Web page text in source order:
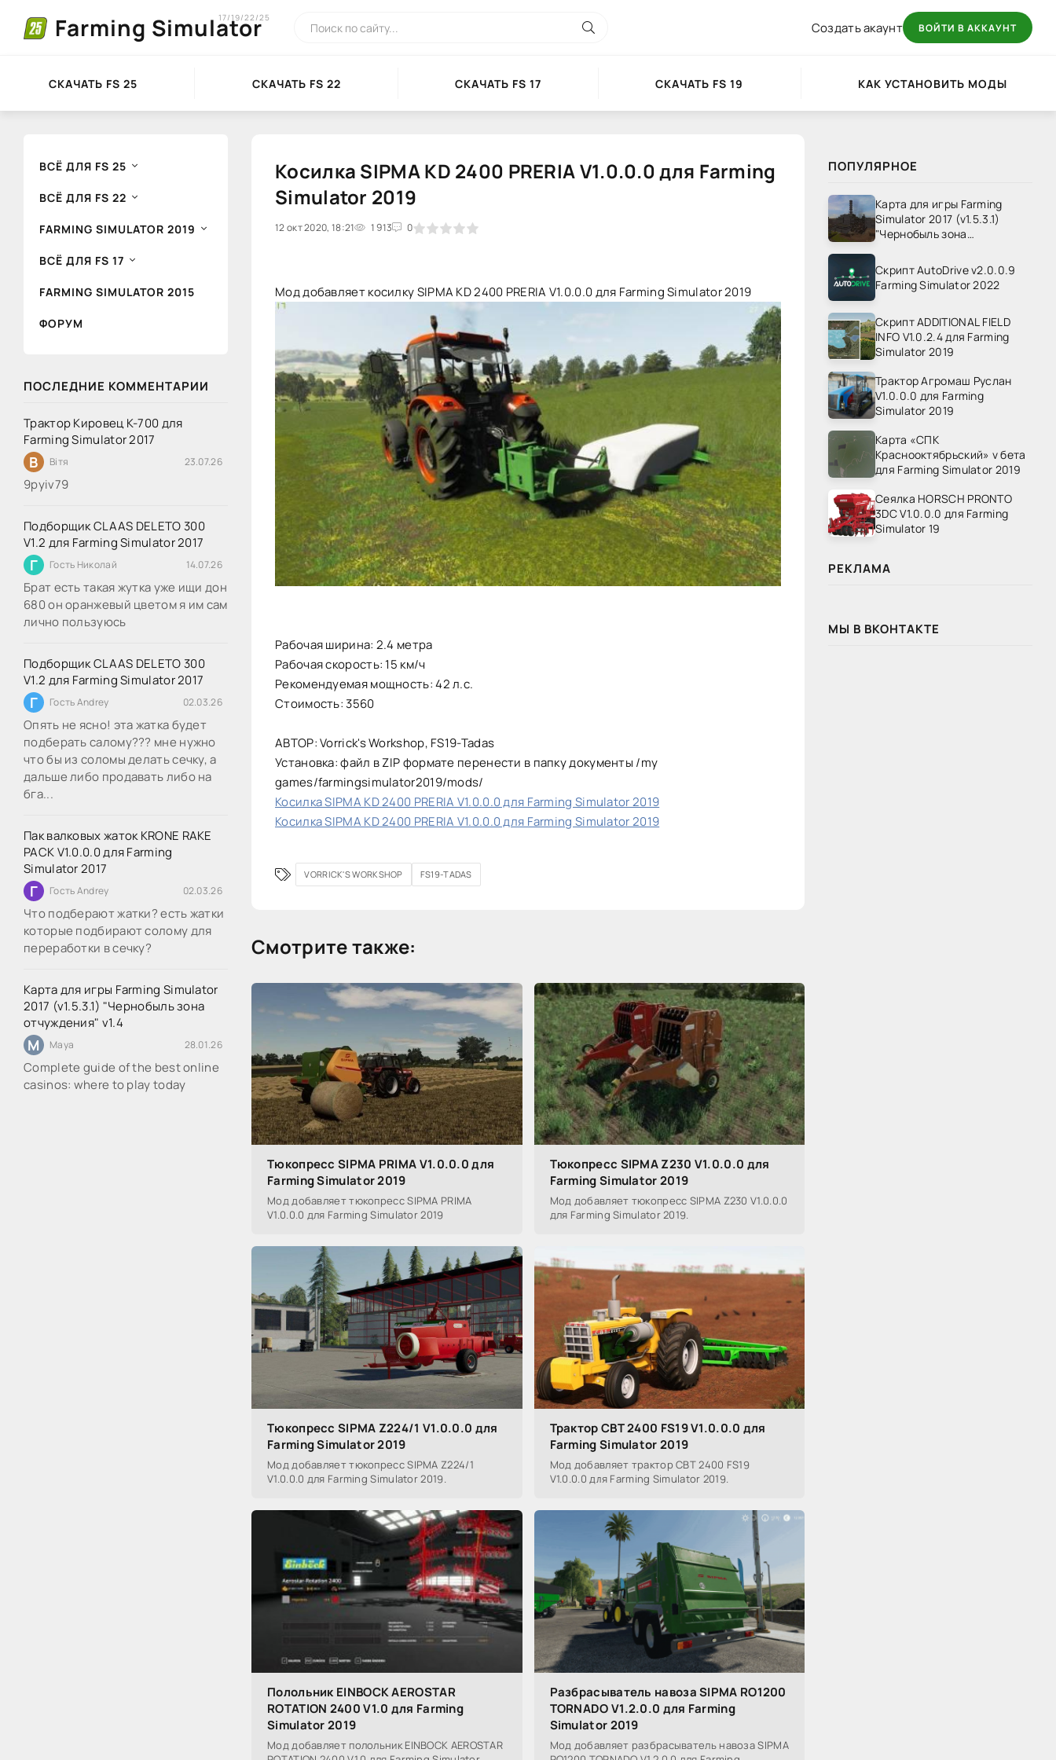
Farming Simulator
17/19/22/25
Создать акаунт ВОЙТИ В АККАУНТ
СКАЧАТЬ FS 25 СКАЧАТЬ FS 22 СКАЧАТЬ FS 17 СКАЧАТЬ FS 19 КАК УСТАНОВИТЬ МОДЫ
ВСЁ ДЛЯ FS 25
ВСЁ ДЛЯ FS 22
FARMING SIMULATOR 2019
ВСЁ ДЛЯ FS 17
FARMING SIMULATOR 2015
ФОРУМ
ПОСЛЕДНИЕ КОММЕНТАРИИ
Трактор Кировец К-700 для
Farming Simulator 2017
В Вітя 23.07.26
9руіv79
Подборщик CLAAS DELETO 300
V1.2 для Farming Simulator 2017
Г Гость Николай 14.07.26
Брат есть такая жутка уже ищи дон
680 он оранжевый цветом я им сам
лично пользуюсь
Подборщик CLAAS DELETO 300
V1.2 для Farming Simulator 2017
Г Гость Andrey 02.03.26
Опять не ясно! эта жатка будет
подберать салому??? мне нужно
что бы из соломы делать сечку, а
дальше либо продавать либо на
бга...
Пак валковых жаток KRONE RAKE
PACK V1.0.0.0 для Farming
Simulator 2017
Г Гость Andrey 02.03.26
Что подберают жатки? есть жатки
которые подбирают солому для
переработки в сечку?
Карта для игры Farming Simulator
2017 (v1.5.3.1) "Чернобыль зона
отчуждения" v1.4
M Maya 28.01.26
Complete guide of the best online
casinos: where to play today
Косилка SIPMA KD 2400 PRERIA V1.0.0.0 для Farming
Simulator 2019
12 окт 2020, 18:21 1 913 0
1 2 3 4 5
Мод добавляет косилку SIPMA KD 2400 PRERIA V1.0.0.0 для Farming Simulator 2019
Рабочая ширина: 2.4 метра
Рабочая скорость: 15 км/ч
Рекомендуемая мощность: 42 л.с.
Стоимость: 3560
АВТОР: Vorrick's Workshop, FS19-Tadas
Установка: файл в ZIP формате перенести в папку документы /my
games/farmingsimulator2019/mods/
Косилка SIPMA KD 2400 PRERIA V1.0.0.0 для Farming Simulator 2019
Косилка SIPMA KD 2400 PRERIA V1.0.0.0 для Farming Simulator 2019
VORRICK'S WORKSHOP FS19-TADAS
Смотрите также:
Тюкопресс SIPMA PRIMA V1.0.0.0 для
Farming Simulator 2019
Мод добавляет тюкопресс SIPMA PRIMA
V1.0.0.0 для Farming Simulator 2019
Тюкопресс SIPMA Z230 V1.0.0.0 для
Farming Simulator 2019
Мод добавляет тюкопресс SIPMA Z230 V1.0.0.0
для Farming Simulator 2019.
Тюкопресс SIPMA Z224/1 V1.0.0.0 для
Farming Simulator 2019
Мод добавляет тюкопресс SIPMA Z224/1
V1.0.0.0 для Farming Simulator 2019.
Трактор CBT 2400 FS19 V1.0.0.0 для
Farming Simulator 2019
Мод добавляет трактор CBT 2400 FS19
V1.0.0.0 для Farming Simulator 2019.
Полольник EINBOCK AEROSTAR
ROTATION 2400 V1.0 для Farming
Simulator 2019
Мод добавляет полольник EINBOCK AEROSTAR
Разбрасыватель навоза SIPMA RO1200
TORNADO V1.2.0.0 для Farming
Simulator 2019
Мод добавляет разбрасыватель навоза SIPMA
ПОПУЛЯРНОЕ
Карта для игры Farming
Simulator 2017 (v1.5.3.1)
"Чернобыль зона
Скрипт AutoDrive v2.0.0.9
Farming Simulator 2022
Скрипт ADDITIONAL FIELD
INFO V1.0.2.4 для Farming
Simulator 2019
Трактор Агромаш Руслан
V1.0.0.0 для Farming
Simulator 2019
Карта «СПК
Краснооктябрьский» v бета
для Farming Simulator 2019
Сеялка HORSCH PRONTO
3DC V1.0.0.0 для Farming
Simulator 19
РЕКЛАМА
МЫ В ВКОНТАКТЕ